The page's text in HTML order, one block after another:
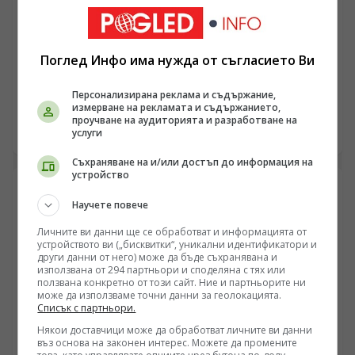
историческата истина е стока с фиксирана
политическа цена.
Кариерата за Ватикана: Как две трети от Колизеума
/Поглед.инфо/ Разглеждането на античната
архитектура извън контекста на финансовите потоци,
логистиката и суровия държавен прагматизъм
брошури. Флавиевият амфитеатър, останал в
масовото съзнание под името Колизеум, не е
паметник на абстрактното изкуство, а сложен
инженерно-социален комплекс, създаден с прецизна
политическа сметка. Неговото изграждане,
финансирано от разграбването на Йерусалим, и
последващата му експлоатация показват как Римската
империя е управлявала ресурсите си за контрол над
градското население. Зад фасадата на травертина
стоят цифри, калкулиран риск и хладен икономически
съоръжението от 72 г. сл. Хр. до превръщането му в
09.06.2026 21:00
Поглед Инфо има нужда от съгласието Ви
Персонализирана реклама и съдържание,
измерване на рекламата и съдържанието,
проучване на аудиторията и разработване на
услуги
Съхраняване на и/или достъп до информация на
устройство
Научете повече
Личните ви данни ще се обработват и информацията от
устройството ви („бисквитки“, уникални идентификатори и
други данни от него) може да бъде съхранявана и
използвана от 294 партньори и споделяна с тях или
ползвана конкретно от този сайт. Ние и партньорите ни
може да използваме точни данни за геолокацията.
Списък с партньори.
Някои доставчици може да обработват личните ви данни
въз основа на законен интерес. Можете да промените